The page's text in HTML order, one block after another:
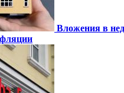
Вложения в